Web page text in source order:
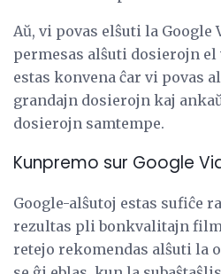
Aŭ, vi povas elŝuti la Google
permesas alŝuti dosierojn el
estas konvena ĉar vi povas
grandajn dosierojn kaj
dosierojn samtempe.
Kunpremo sur Google
Google-alŝutoj estas sufiĉe
rezultas pli bonkvalitajn
retejo rekomendas alŝuti la